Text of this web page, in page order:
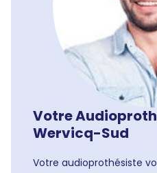
Votre
Wervicq-Sud
Votre audioprothésiste